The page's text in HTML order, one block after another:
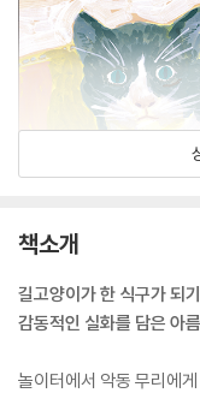
책소개
길고양이가 한 식구가 되
감동적인 실화를 담은 아
놀이터에서 악동 무리에